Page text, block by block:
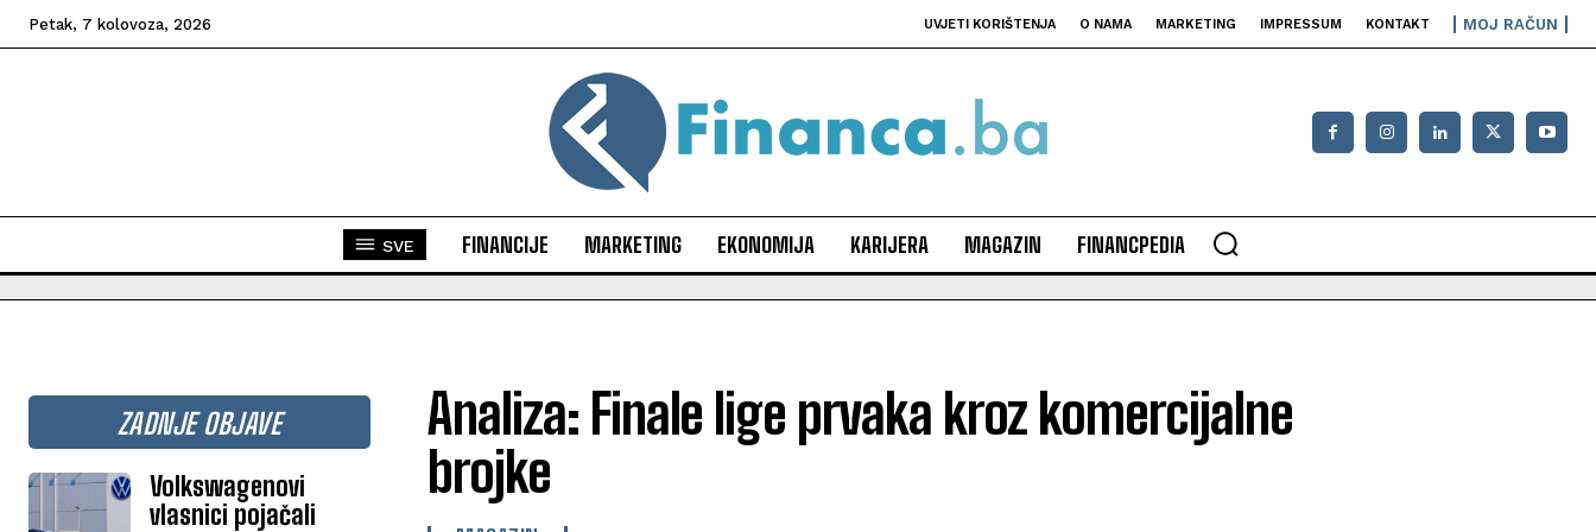
Petak, 7 kolovoza, 2026 UVJETI KORIŠTENJA O NAMA MARKETING IMPRESSUM KONTAKT MOJ RAČUN
SVE FINANCIJE MARKETING EKONOMIJA KARIJERA MAGAZIN FINANCPEDIA
ZADNJE OBJAVE
Volkswagenovi
vlasnici pojačali
Analiza: Finale lige prvaka kroz komercijalne
brojke